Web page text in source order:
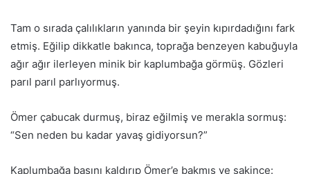
Tam o sırada çalılıkların yanında bir şeyin kıpırdadığını fark
etmiş. Eğilip dikkatle bakınca, toprağa benzeyen kabuğuyla
ağır ağır ilerleyen minik bir kaplumbağa görmüş. Gözleri
parıl parıl parlıyormuş.
Ömer çabucak durmuş, biraz eğilmiş ve merakla sormuş:
“Sen neden bu kadar yavaş gidiyorsun?”
Kaplumbağa başını kaldırıp Ömer’e bakmış ve sakince: